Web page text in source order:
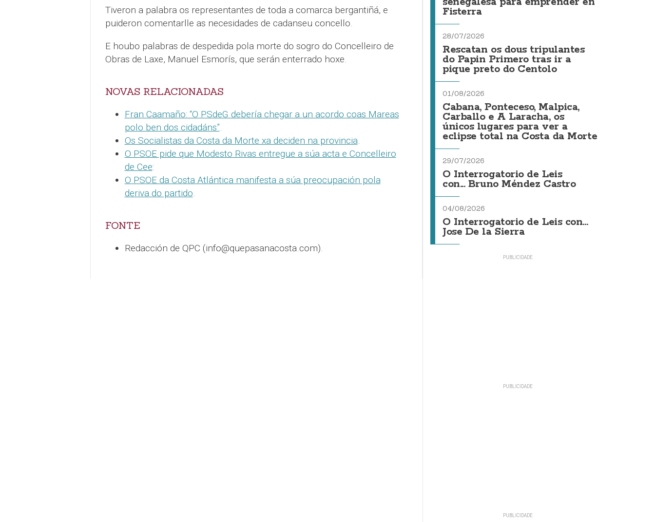
Tiveron a palabra os representantes de toda a comarca bergantiñá, e
puideron comentarlle as necesidades de cadanseu concello.
E houbo palabras de despedida pola morte do sogro do Concelleiro de
Obras de Laxe, Manuel Esmorís, que serán enterrado hoxe.
NOVAS RELACIONADAS
Fran Caamaño: “O PSdeG debería chegar a un acordo coas Mareas
polo ben dos cidadáns”.
Os Socialistas da Costa da Morte xa deciden na provincia.
O PSOE pide que Modesto Rivas entregue a súa acta e Concelleiro
de Cee:
O PSOE da Costa Atlántica manifesta a súa preocupación pola
deriva do partido.
FONTE
Redacción de QPC (info@quepasanacosta.com).
Fisterra
28/07/2026
Rescatan os dous tripulantes
do Papin Primero tras ir a
pique preto do Centolo
01/08/2026
Cabana, Ponteceso, Malpica,
Carballo e A Laracha, os
únicos lugares para ver a
eclipse total na Costa da Morte
29/07/2026
O Interrogatorio de Leis
con... Bruno Méndez Castro
04/08/2026
O Interrogatorio de Leis con...
Jose De la Sierra